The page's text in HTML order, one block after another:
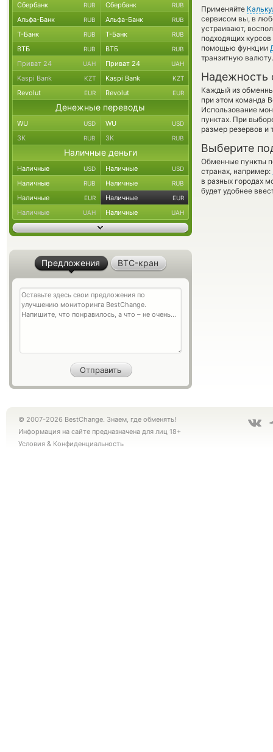
Применяйте
сервисом вы, в
устраивают,
подходящих
помощью функции
транзитную валюту.
Надежность
Каждый из
при этом команда
Использование
пунктах. При
размер резервов и
Выберите
Обменные пункты
странах, например:
в разных городах
будет удобнее
Сбербанк RUB Сбербанк RUB
Альфа-Банк RUB Альфа-Банк RUB
Т-Банк RUB Т-Банк RUB
ВТБ RUB ВТБ RUB
Приват 24 UAH Приват 24 UAH
Kaspi Bank KZT Kaspi Bank KZT
Revolut EUR Revolut EUR
Денежные переводы
WU USD WU USD
ЗК RUB ЗК RUB
Наличные деньги
Наличные USD Наличные USD
Наличные RUB Наличные RUB
Наличные EUR Наличные EUR
Наличные UAH Наличные UAH
Предложения BTC-кран
© 2007-2026 BestChange. Знаем, где обменять!
Информация на сайте предназначена для лиц 18+
Условия & Конфиденциальность